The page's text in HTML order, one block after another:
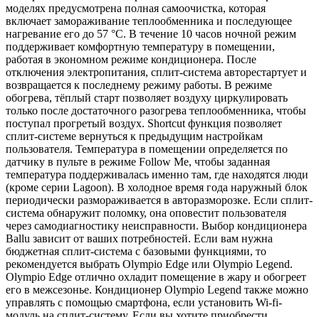
моделях предусмотрена полная самоочистка, которая
включает замораживание теплообменника и последующее
нагревание его до 57 °C. В течение 10 часов ночной режим
поддерживает комфортную температуру в помещении,
работая в экономном режиме кондиционера. После
отключения электропитания, сплит-система авторестартует и
возвращается к последнему режиму работы. В режиме
обогрева, тёплый старт позволяет воздуху циркулировать
только после достаточного разогрева теплообменника, чтобы
поступал прогретый воздух. Shortcut функция позволяет
сплит-системе вернуться к предыдущим настройкам
пользователя. Температура в помещении определяется по
датчику в пульте в режиме Follow Me, чтобы заданная
температура поддерживалась именно там, где находятся люди
(кроме серии Lagoon). В холодное время года наружный блок
периодически размораживается в авторазморозке. Если сплит-
система обнаружит поломку, она оповестит пользователя
через самодиагностику неисправности. Выбор кондиционера
Ballu зависит от ваших потребностей. Если вам нужна
бюджетная сплит-система с базовыми функциями, то
рекомендуется выбрать Olympio Edge или Olympio Legend.
Olympio Edge отлично охладит помещение в жару и обогреет
его в межсезонье. Кондиционер Olympio Legend также можно
управлять с помощью смартфона, если установить Wi-fi-